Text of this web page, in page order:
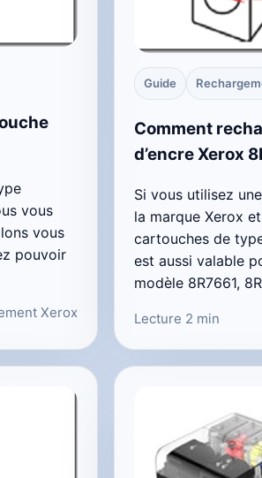
vous
vous
pouvoir
Xerox
Guide
Comment
d’encre Xerox
Si vous utilisez
la marque Xerox
cartouches de
est aussi valable
modèle 8R7661,
Lecture 2 min